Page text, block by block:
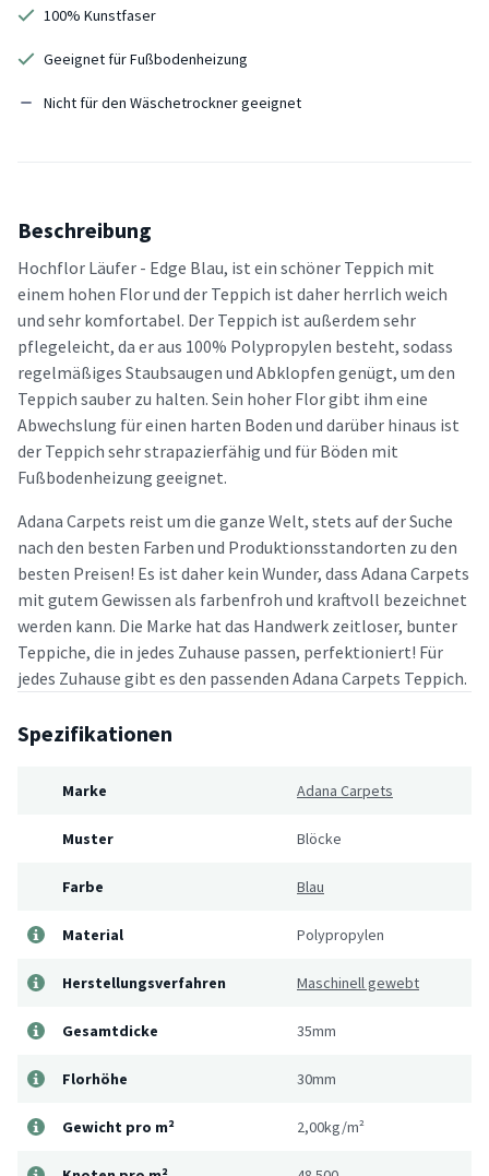
100% Kunstfaser
Geeignet für Fußbodenheizung
Nicht für den Wäschetrockner geeignet
Beschreibung
Hochflor Läufer - Edge Blau, ist ein schöner Teppich mit
einem hohen Flor und der Teppich ist daher herrlich weich
und sehr komfortabel. Der Teppich ist außerdem sehr
pflegeleicht, da er aus 100% Polypropylen besteht, sodass
regelmäßiges Staubsaugen und Abklopfen genügt, um den
Teppich sauber zu halten. Sein hoher Flor gibt ihm eine
Abwechslung für einen harten Boden und darüber hinaus ist
der Teppich sehr strapazierfähig und für Böden mit
Fußbodenheizung geeignet.
Adana Carpets reist um die ganze Welt, stets auf der Suche
nach den besten Farben und Produktionsstandorten zu den
besten Preisen! Es ist daher kein Wunder, dass Adana Carpets
mit gutem Gewissen als farbenfroh und kraftvoll bezeichnet
werden kann. Die Marke hat das Handwerk zeitloser, bunter
Teppiche, die in jedes Zuhause passen, perfektioniert! Für
jedes Zuhause gibt es den passenden Adana Carpets Teppich.
Spezifikationen
Marke Adana Carpets
Muster Blöcke
Farbe Blau
Material Polypropylen
Herstellungsverfahren Maschinell gewebt
Gesamtdicke 35mm
Florhöhe 30mm
Gewicht pro m² 2,00kg/m²